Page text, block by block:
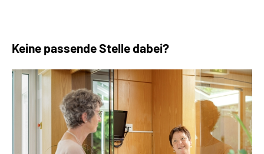
Keine passende Stelle dabei?